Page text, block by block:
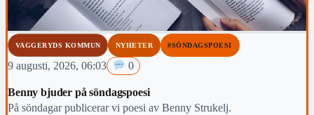
VAGGERYDS KOMMUN NYHETER #SÖNDAGSPOESI
9 augusti, 2026, 06:03 0
Benny bjuder på söndagspoesi
På söndagar publicerar vi poesi av Benny Strukelj.